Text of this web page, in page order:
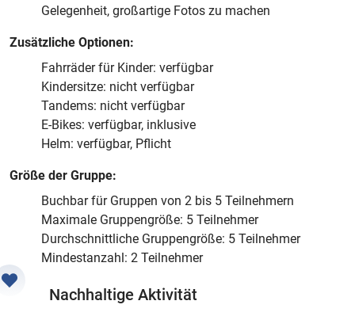
Gelegenheit, großartige Fotos zu machen
Zusätzliche Optionen:
Fahrräder für Kinder: verfügbar
Kindersitze: nicht verfügbar
Tandems: nicht verfügbar
E-Bikes: verfügbar, inklusive
Helm: verfügbar, Pflicht
Größe der Gruppe:
Buchbar für Gruppen von 2 bis 5 Teilnehmern
Maximale Gruppengröße: 5 Teilnehmer
Durchschnittliche Gruppengröße: 5 Teilnehmer
Mindestanzahl: 2 Teilnehmer
Nachhaltige Aktivität